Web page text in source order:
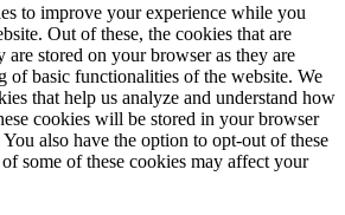
to improve your experience while you
Out of these, the cookies that are
are stored on your browser as they are
of basic functionalities of the website. We
that help us analyze and understand how
cookies will be stored in your browser
also have the option to opt-out of these
some of these cookies may affect your